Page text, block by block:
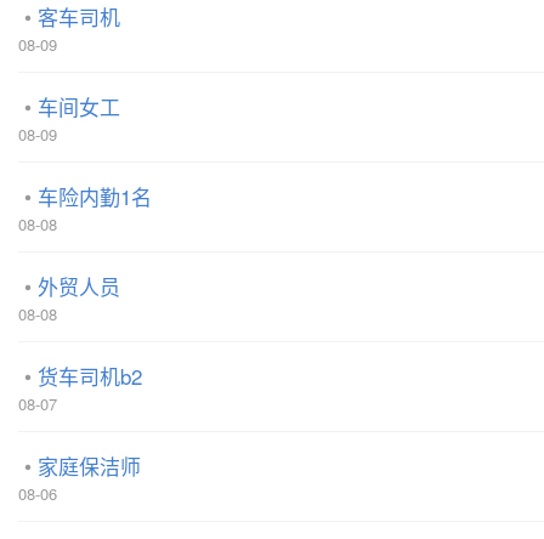
客车司机
08-09
车间女工
08-09
车险内勤1名
08-08
外贸人员
08-08
货车司机b2
08-07
家庭保洁师
08-06